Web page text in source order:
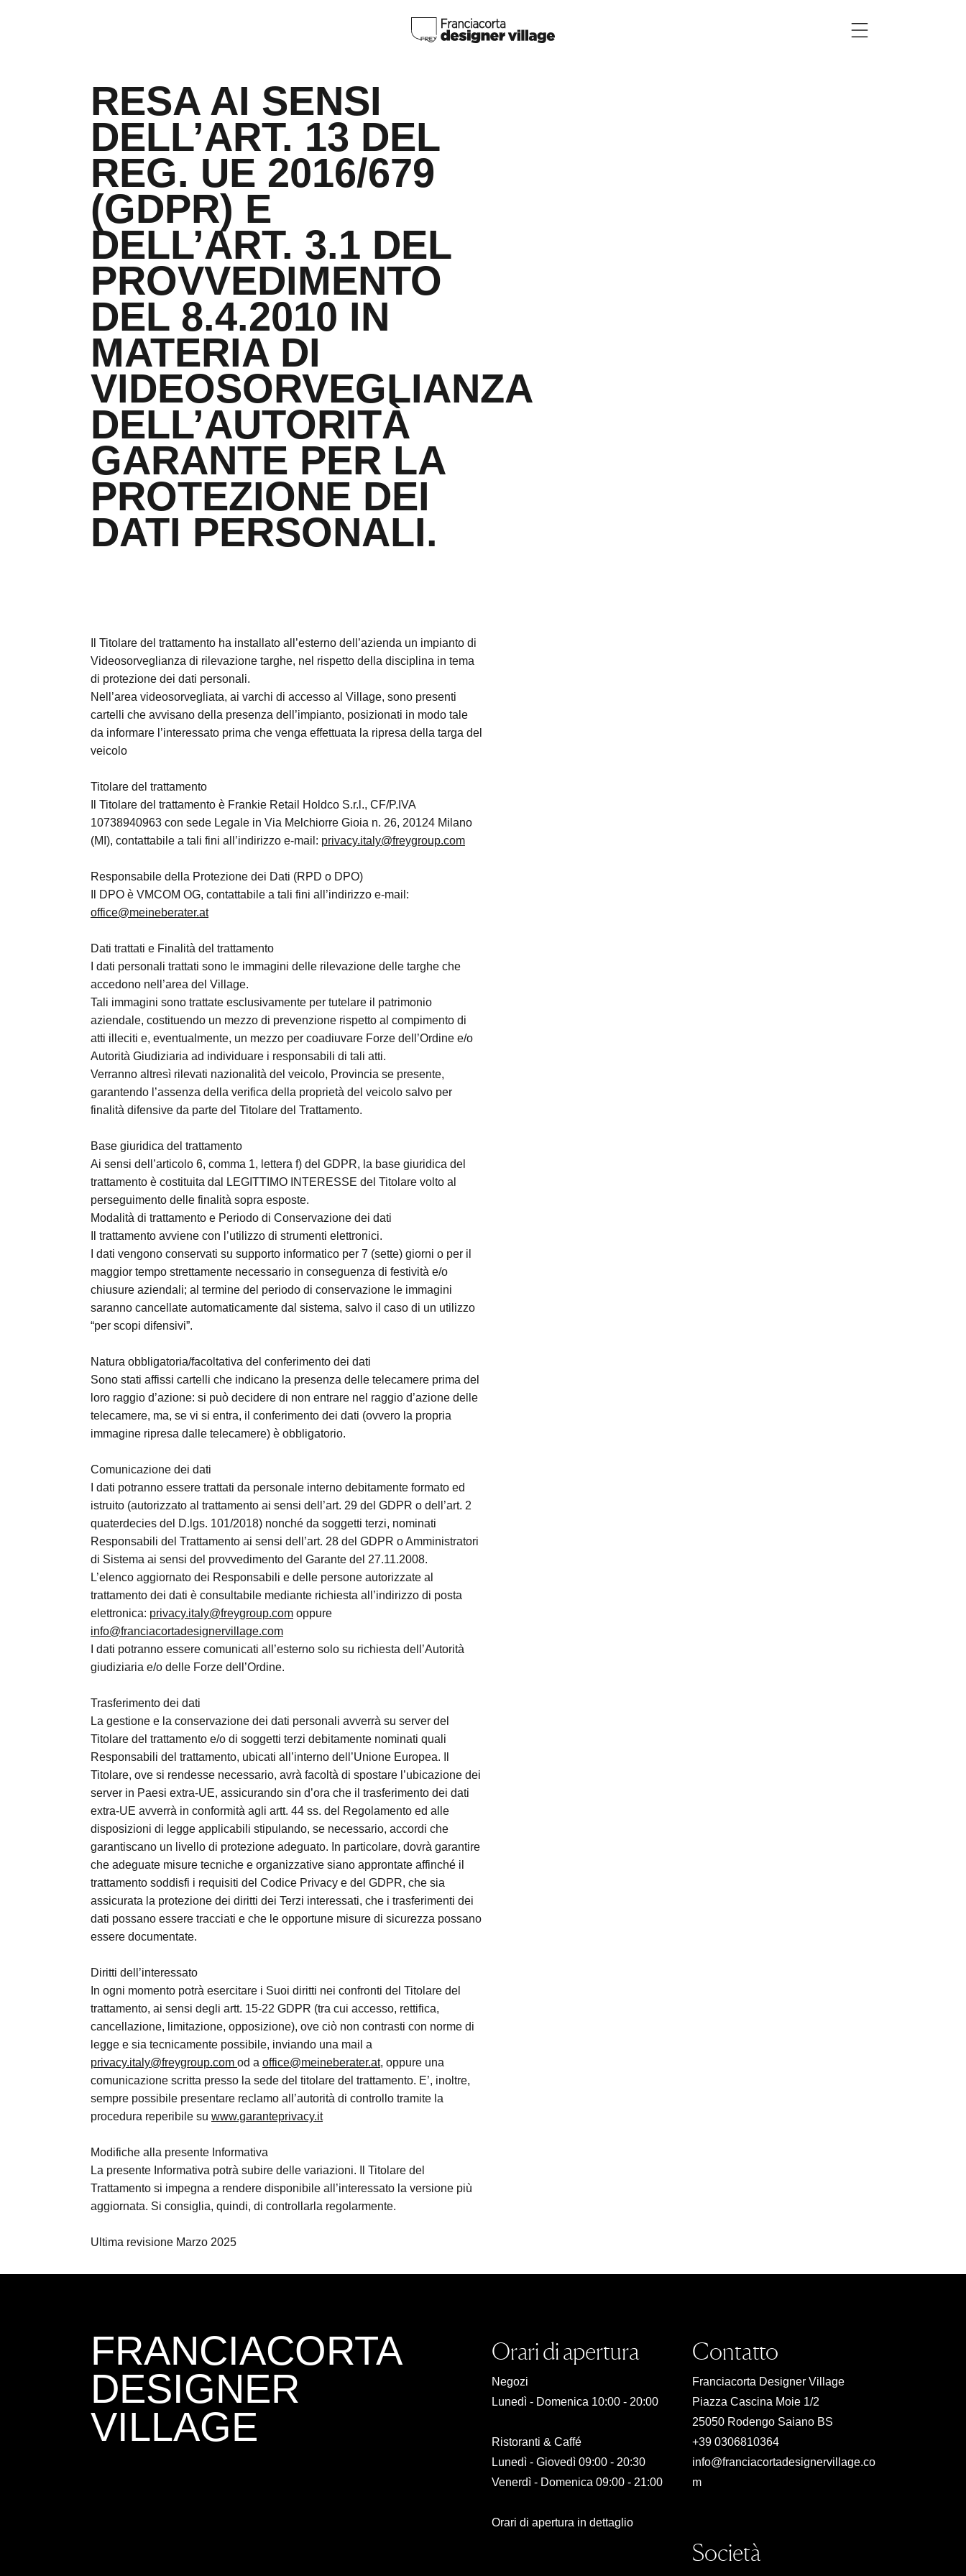
RESA AI SENSI
DELL’ART. 13 DEL
REG. UE 2016/679
(GDPR) E
DELL’ART. 3.1 DEL
PROVVEDIMENTO
DEL 8.4.2010 IN
MATERIA DI
VIDEOSORVEGLIANZA
DELL’AUTORITÀ
GARANTE PER LA
PROTEZIONE DEI
DATI PERSONALI.
Il Titolare del trattamento ha installato all’esterno dell’azienda un impianto di
Videosorveglianza di rilevazione targhe, nel rispetto della disciplina in tema
di protezione dei dati personali.
Nell’area videosorvegliata, ai varchi di accesso al Village, sono presenti
cartelli che avvisano della presenza dell’impianto, posizionati in modo tale
da informare l’interessato prima che venga effettuata la ripresa della targa del
veicolo
Titolare del trattamento
Il Titolare del trattamento è Frankie Retail Holdco S.r.l., CF/P.IVA
10738940963 con sede Legale in Via Melchiorre Gioia n. 26, 20124 Milano
(MI), contattabile a tali fini all’indirizzo e-mail: privacy.italy@freygroup.com
Responsabile della Protezione dei Dati (RPD o DPO)
Il DPO è VMCOM OG, contattabile a tali fini all’indirizzo e-mail:
office@meineberater.at
Dati trattati e Finalità del trattamento
I dati personali trattati sono le immagini delle rilevazione delle targhe che
accedono nell’area del Village.
Tali immagini sono trattate esclusivamente per tutelare il patrimonio
aziendale, costituendo un mezzo di prevenzione rispetto al compimento di
atti illeciti e, eventualmente, un mezzo per coadiuvare Forze dell’Ordine e/o
Autorità Giudiziaria ad individuare i responsabili di tali atti.
Verranno altresì rilevati nazionalità del veicolo, Provincia se presente,
garantendo l’assenza della verifica della proprietà del veicolo salvo per
finalità difensive da parte del Titolare del Trattamento.
Base giuridica del trattamento
Ai sensi dell’articolo 6, comma 1, lettera f) del GDPR, la base giuridica del
trattamento è costituita dal LEGITTIMO INTERESSE del Titolare volto al
perseguimento delle finalità sopra esposte.
Modalità di trattamento e Periodo di Conservazione dei dati
Il trattamento avviene con l’utilizzo di strumenti elettronici.
I dati vengono conservati su supporto informatico per 7 (sette) giorni o per il
maggior tempo strettamente necessario in conseguenza di festività e/o
chiusure aziendali; al termine del periodo di conservazione le immagini
saranno cancellate automaticamente dal sistema, salvo il caso di un utilizzo
“per scopi difensivi”.
Natura obbligatoria/facoltativa del conferimento dei dati
Sono stati affissi cartelli che indicano la presenza delle telecamere prima del
loro raggio d’azione: si può decidere di non entrare nel raggio d’azione delle
telecamere, ma, se vi si entra, il conferimento dei dati (ovvero la propria
immagine ripresa dalle telecamere) è obbligatorio.
Comunicazione dei dati
I dati potranno essere trattati da personale interno debitamente formato ed
istruito (autorizzato al trattamento ai sensi dell’art. 29 del GDPR o dell’art. 2
quaterdecies del D.lgs. 101/2018) nonché da soggetti terzi, nominati
Responsabili del Trattamento ai sensi dell’art. 28 del GDPR o Amministratori
di Sistema ai sensi del provvedimento del Garante del 27.11.2008.
L’elenco aggiornato dei Responsabili e delle persone autorizzate al
trattamento dei dati è consultabile mediante richiesta all’indirizzo di posta
elettronica: privacy.italy@freygroup.com oppure
info@franciacortadesignervillage.com
I dati potranno essere comunicati all’esterno solo su richiesta dell’Autorità
giudiziaria e/o delle Forze dell’Ordine.
Trasferimento dei dati
La gestione e la conservazione dei dati personali avverrà su server del
Titolare del trattamento e/o di soggetti terzi debitamente nominati quali
Responsabili del trattamento, ubicati all’interno dell’Unione Europea. Il
Titolare, ove si rendesse necessario, avrà facoltà di spostare l’ubicazione dei
server in Paesi extra-UE, assicurando sin d’ora che il trasferimento dei dati
extra-UE avverrà in conformità agli artt. 44 ss. del Regolamento ed alle
disposizioni di legge applicabili stipulando, se necessario, accordi che
garantiscano un livello di protezione adeguato. In particolare, dovrà garantire
che adeguate misure tecniche e organizzative siano approntate affinché il
trattamento soddisfi i requisiti del Codice Privacy e del GDPR, che sia
assicurata la protezione dei diritti dei Terzi interessati, che i trasferimenti dei
dati possano essere tracciati e che le opportune misure di sicurezza possano
essere documentate.
Diritti dell’interessato
In ogni momento potrà esercitare i Suoi diritti nei confronti del Titolare del
trattamento, ai sensi degli artt. 15-22 GDPR (tra cui accesso, rettifica,
cancellazione, limitazione, opposizione), ove ciò non contrasti con norme di
legge e sia tecnicamente possibile, inviando una mail a
privacy.italy@freygroup.com od a office@meineberater.at, oppure una
comunicazione scritta presso la sede del titolare del trattamento. E’, inoltre,
sempre possibile presentare reclamo all’autorità di controllo tramite la
procedura reperibile su www.garanteprivacy.it
Modifiche alla presente Informativa
La presente Informativa potrà subire delle variazioni. Il Titolare del
Trattamento si impegna a rendere disponibile all’interessato la versione più
aggiornata. Si consiglia, quindi, di controllarla regolarmente.
Ultima revisione Marzo 2025
FRANCIACORTA
DESIGNER
VILLAGE
Orari di apertura
Negozi
Lunedì - Domenica 10:00 - 20:00
Ristoranti & Caffé
Lunedì - Giovedì 09:00 - 20:30
Venerdì - Domenica 09:00 - 21:00
Orari di apertura in dettaglio
Contatto
Franciacorta Designer Village
Piazza Cascina Moie 1/2
25050 Rodengo Saiano BS
+39 0306810364
info@franciacortadesignervillage.co
m
Società